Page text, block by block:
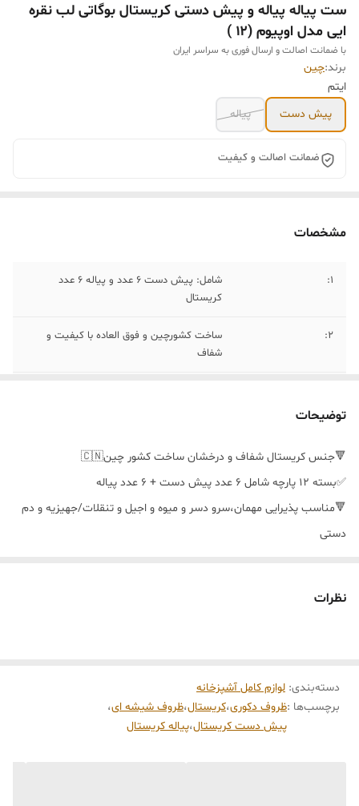
ست پیاله پیاله و پیش دستی کریستال بوگاتی لب نقره
ایی مدل اوپیوم (۱۲ )
با ضمانت اصالت و ارسال فوری به سراسر ایران
برند:چین
ایتم
پیش دست
پیاله
ضمانت اصالت و کیفیت
مشخصات
۱:
شامل: پیش دست ۶ عدد و پیاله ۶ عدد
کریستال
۲:
ساخت کشورچین و فوق العاده با کیفیت و
شفاف
5: کریستال با کیفیت و شفاف
توضیحات
🔻جنس کریستال شفاف و درخشان ساخت کشور چین🇨🇳
✅️بسته 12 پارچه شامل 6 عدد پیش دست + 6 عدد پیاله
🔻مناسب پذیرایی مهمان،سرو دسر و میوه و اجیل و تنقلات/جهیزیه و دم
دستی
🔹️ابعادپیش دست قطر 17 با گودی مناسب/پیاله قطر 10 سانتی متر
مناسب برای:
نظرات
دسته‌بندی: لوازم کامل آشپزخانه
برچسب‌ها :ظروف دکوری،کریستال،ظروف شیشه ای،
پیش دست کریستال،پیاله کریستال